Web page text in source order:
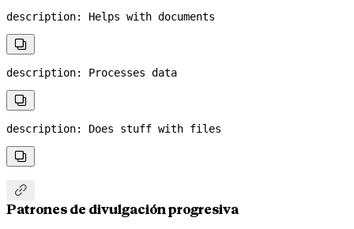
description: Helps with documents

description: Processes data

description: Does stuff with files


Patrones de divulgación progresiva